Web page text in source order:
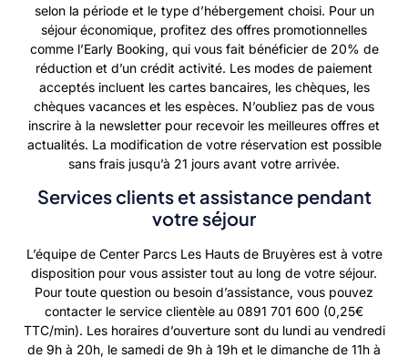
selon la période et le type d’hébergement choisi. Pour un
séjour économique, profitez des offres promotionnelles
comme l’Early Booking, qui vous fait bénéficier de 20% de
réduction et d’un crédit activité. Les modes de paiement
acceptés incluent les cartes bancaires, les chèques, les
chèques vacances et les espèces. N’oubliez pas de vous
inscrire à la newsletter pour recevoir les meilleures offres et
actualités. La modification de votre réservation est possible
sans frais jusqu’à 21 jours avant votre arrivée.
Services clients et assistance pendant
votre séjour
L’équipe de Center Parcs Les Hauts de Bruyères est à votre
disposition pour vous assister tout au long de votre séjour.
Pour toute question ou besoin d’assistance, vous pouvez
contacter le service clientèle au 0891 701 600 (0,25€
TTC/min). Les horaires d’ouverture sont du lundi au vendredi
de 9h à 20h, le samedi de 9h à 19h et le dimanche de 11h à